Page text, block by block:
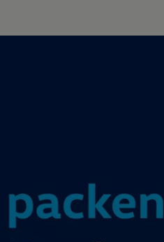
Elektromobilität